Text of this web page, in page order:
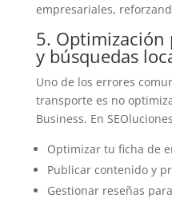
empresariales,
5. Optimización
y búsquedas
Uno de los errores
transporte es no
Business. En
Optimizar tu ficha de
Publicar contenido y
Gestionar reseñas